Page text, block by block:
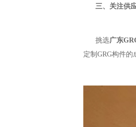
三、关注供
挑选广东
定制GRG构件